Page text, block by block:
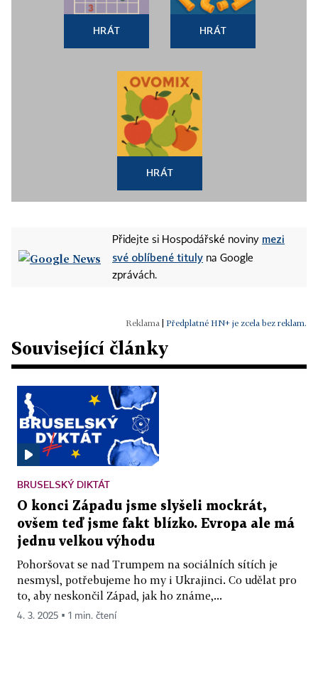
HRÁT HRÁT
HRÁT
Přidejte si Hospodářské noviny mezi
své oblíbené tituly na Google
zprávách.
Předplatné HN+ je zcela bez reklam.
Související články
BRUSELSKÝ DIKTÁT
O konci Západu jsme slyšeli mockrát,
ovšem teď jsme fakt blízko. Evropa ale má
jednu velkou výhodu
Pohoršovat se nad Trumpem na sociálních sítích je
nesmysl, potřebujeme ho my i Ukrajinci. Co udělat pro
to, aby neskončil Západ, jak ho známe,...
4. 3. 2025 ▪ 1 min. čtení